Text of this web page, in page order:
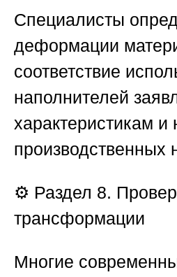
Специалисты
деформации
соответствие
наполнителей
характеристикам и
производственных
⚙️ Раздел 8.
трансформации
Многие